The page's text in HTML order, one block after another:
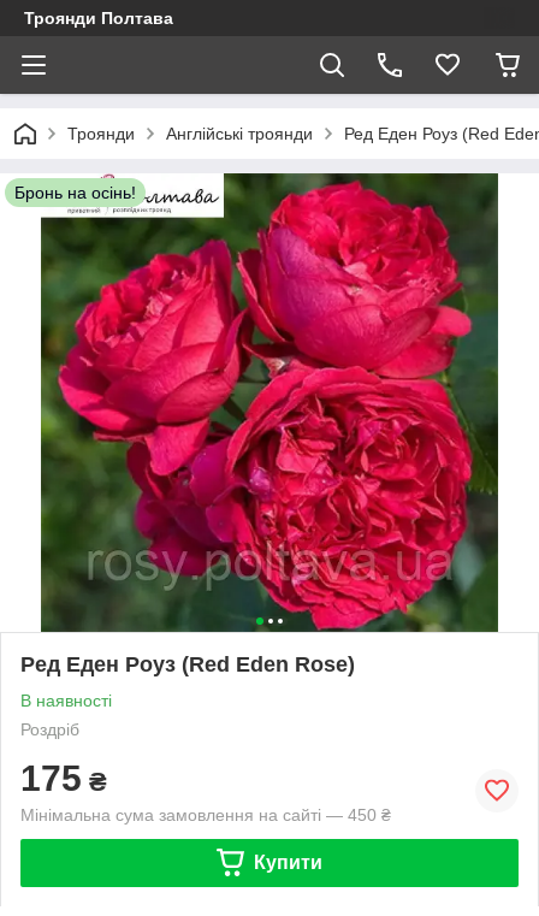
Троянди Полтава
Троянди Англійські троянди Ред Еден Роуз (Red
Бронь на осінь!
Ред Еден Роуз (Red Eden Rose)
В наявності
Роздріб
175 ₴
Мінімальна сума замовлення на сайті — 450 ₴
Купити